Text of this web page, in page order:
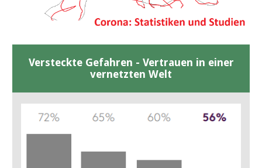
Versteckte Gefahren - Vertrauen in einer
vernetzten Welt